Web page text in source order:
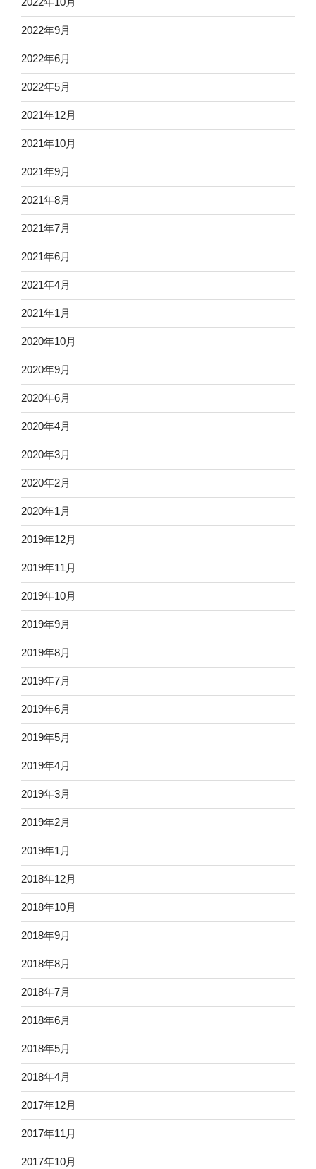
2022年9月
2022年6月
2022年5月
2021年12月
2021年10月
2021年9月
2021年8月
2021年7月
2021年6月
2021年4月
2021年1月
2020年10月
2020年9月
2020年6月
2020年4月
2020年3月
2020年2月
2020年1月
2019年12月
2019年11月
2019年10月
2019年9月
2019年8月
2019年7月
2019年6月
2019年5月
2019年4月
2019年3月
2019年2月
2019年1月
2018年12月
2018年10月
2018年9月
2018年8月
2018年7月
2018年6月
2018年5月
2018年4月
2017年12月
2017年11月
2017年10月